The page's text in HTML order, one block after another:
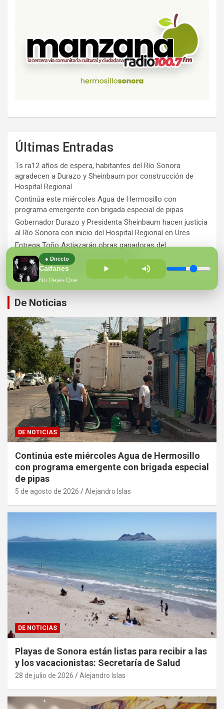
● Directo
Caifanes
No Dejes Que
Últimas Entradas
Ts ra12 años de espera, habitantes del Río Sonora
agradecen a Durazo y Sheinbaum por construcción de
Hospital Regional
Continúa este miércoles Agua de Hermosillo con
programa emergente con brigada especial de pipas
Gobernador Durazo y Presidenta Sheinbaum hacen justicia
al Río Sonora con inicio del Hospital Regional en Ures
Entrega Toño Astiazarán obras ganadoras del
presupuesto CRECES en Montecarlo
¡Perversidad sin límites!
De Noticias
DE NOTICIAS
Continúa este miércoles Agua de Hermosillo
con programa emergente con brigada especial
de pipas
5 de agosto de 2026 Alejandro Islas
DE NOTICIAS
Playas de Sonora están listas para recibir a las
y los vacacionistas: Secretaría de Salud
28 de julio de 2026 Alejandro Islas